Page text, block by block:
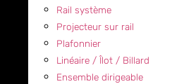
Rail système
Projecteur sur rail
Plafonnier
Linéaire / Îlot / Billard
Ensemble dirigeable